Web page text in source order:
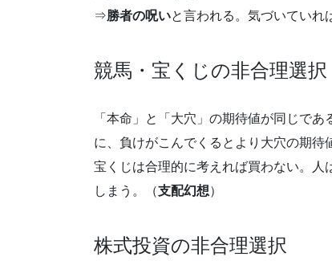
⇒勝者の呪いと言われる。気づいていれ
競馬・宝くじの非合理選択
「本命」と「大穴」の期待値が同じで
に、負けがこんでくるとより大穴の期待
宝くじは合理的に考えれば買わない。
しまう。（支配幻想）
株式投資の非合理選択